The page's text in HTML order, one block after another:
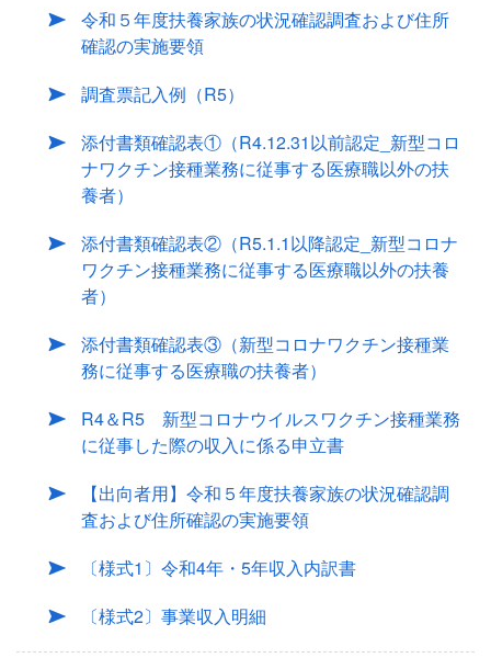
令和５年度扶養家族の状況確認調査および住所
確認の実施要領
調査票記入例（R5）
添付書類確認表①（R4.12.31以前認定_新型コロ
ナワクチン接種業務に従事する医療職以外の扶
養者）
添付書類確認表②（R5.1.1以降認定_新型コロナ
ワクチン接種業務に従事する医療職以外の扶養
者）
添付書類確認表③（新型コロナワクチン接種業
務に従事する医療職の扶養者）
R4＆R5 新型コロナウイルスワクチン接種業務
に従事した際の収入に係る申立書
【出向者用】令和５年度扶養家族の状況確認調
査および住所確認の実施要領
〔様式1〕令和4年・5年収入内訳書
〔様式2〕事業収入明細